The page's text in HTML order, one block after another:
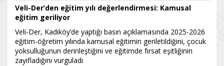
Veli-Der’den eğitim yılı değerlendirmesi: Kamusal
eğitim geriliyor
Veli-Der, Kadıköy’de yaptığı basın açıklamasında 2025-2026
eğitim-öğretim yılında kamusal eğitimin geriletildiğini, çocuk
yoksulluğunun derinleştiğini ve eğitimde fırsat eşitliğinin
zayıfladığını vurguladı